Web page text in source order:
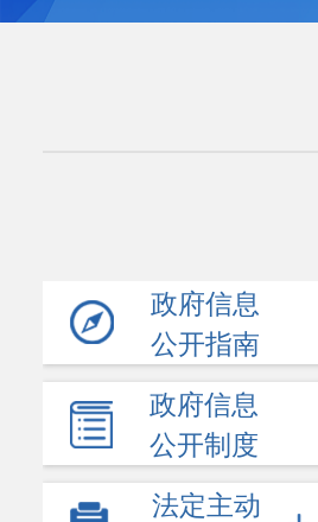
政府信息
公开指南
政府信息
公开制度
法定主动